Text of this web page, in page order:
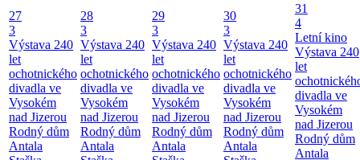
27
3
Výstava 240
let
ochotnického
divadla ve
Vysokém
nad Jizerou
Rodný dům
Antala
28
3
Výstava 240
let
ochotnického
divadla ve
Vysokém
nad Jizerou
Rodný dům
Antala
29
3
Výstava 240
let
ochotnického
divadla ve
Vysokém
nad Jizerou
Rodný dům
Antala
30
3
Výstava 240
let
ochotnického
divadla ve
Vysokém
nad Jizerou
Rodný dům
Antala
31
4
Letní kino
Výstava 240
let
divadla ve
Vysokém
nad Jizerou
Rodný dům
Antala